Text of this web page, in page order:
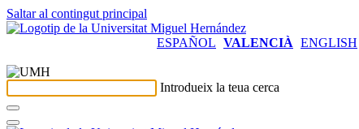
Saltar al contingut principal
ESPAÑOL VALENCIÀ ENGLISH
Introdueix la teua cerca